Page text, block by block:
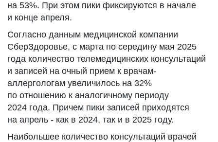
на 53%. При этом пики фиксируются в начале
и конце апреля.
Согласно данным медицинской компании
СберЗдоровье, с марта по середину мая 2025
года количество телемедицинских консультаций
и записей на очный прием к врачам-
аллергологам увеличилось на 32%
по отношению к аналогичному периоду
2024 года. Причем пики записей приходятся
на апрель - как в 2024, так и в 2025 году.
Наибольшее количество консультаций врачей